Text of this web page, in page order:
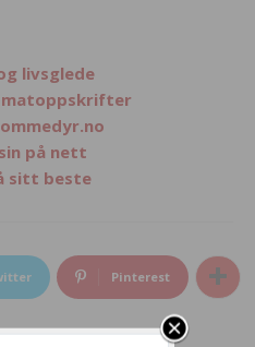
livsglede
matoppskrifter
på nett
sitt beste
Pinterest